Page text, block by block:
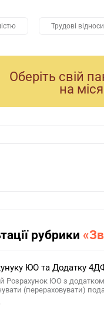
Трудові
Оберiть свiй
на
рубрики
ЮО та Додатку
Розрахунок ЮО з
(перераховувати)